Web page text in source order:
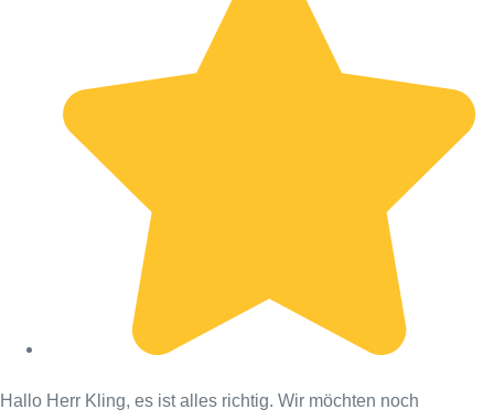
Hallo Herr Kling, es ist alles richtig. Wir möchten noch